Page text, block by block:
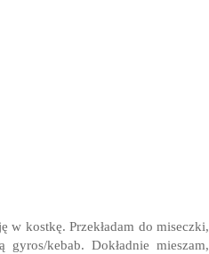
w kostkę. Przekładam do miseczki,
kebab. Dokładnie mieszam,